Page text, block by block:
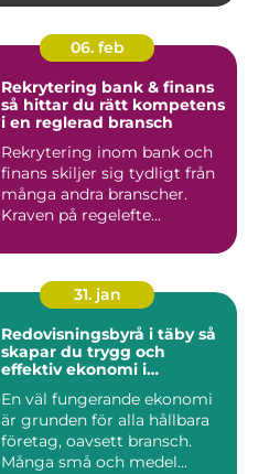
06. feb
Rekrytering bank & finans
så hittar du rätt kompetens
i en reglerad bransch
Rekrytering inom bank och
finans skiljer sig tydligt från
många andra branscher.
Kraven på regelefte...
31. jan
Redovisningsbyrå i täby så
skapar du trygg och
effektiv ekonomi i
En väl fungerande ekonomi
är grunden för alla hållbara
företag, oavsett bransch.
Många små och medel...